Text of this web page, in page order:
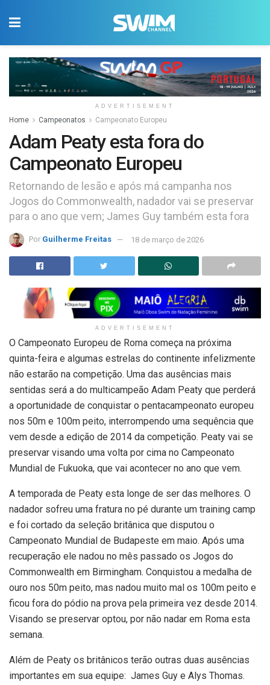
ADVERTISEMENT
Home Campeonatos Campeonato Europeu
Adam Peaty esta fora do
Campeonato Europeu
Retornando de lesão e após má campanha nos
Jogos do Commonwealth, nadador vai se preservar
para o ano que vem; James Guy também esta fora
Por Guilherme Freitas 18 de março de 2026
ADVERTISEMENT
O Campeonato Europeu de Roma começa na próxima
quinta-feira e algumas estrelas do continente infelizmente
não estarão na competição. Uma das ausências mais
sentidas será a do multicampeão Adam Peaty que perderá
a oportunidade de conquistar o pentacampeonato europeu
nos 50m e 100m peito, interrompendo uma sequência que
vem desde a edição de 2014 da competição. Peaty vai se
preservar visando uma volta por cima no Campeonato
Mundial de Fukuoka, que vai acontecer no ano que vem.
A temporada de Peaty esta longe de ser das melhores. O
nadador sofreu uma fratura no pé durante um training camp
e foi cortado da seleção britânica que disputou o
Campeonato Mundial de Budapeste em maio. Após uma
recuperação ele nadou no mês passado os Jogos do
Commonwealth em Birmingham. Conquistou a medalha de
ouro nos 50m peito, mas nadou muito mal os 100m peito e
ficou fora do pódio na prova pela primeira vez desde 2014.
Visando se preservar optou, por não nadar em Roma esta
semana.
Além de Peaty os britânicos terão outras duas ausências
importantes em sua equipe: James Guy e Alys Thomas.